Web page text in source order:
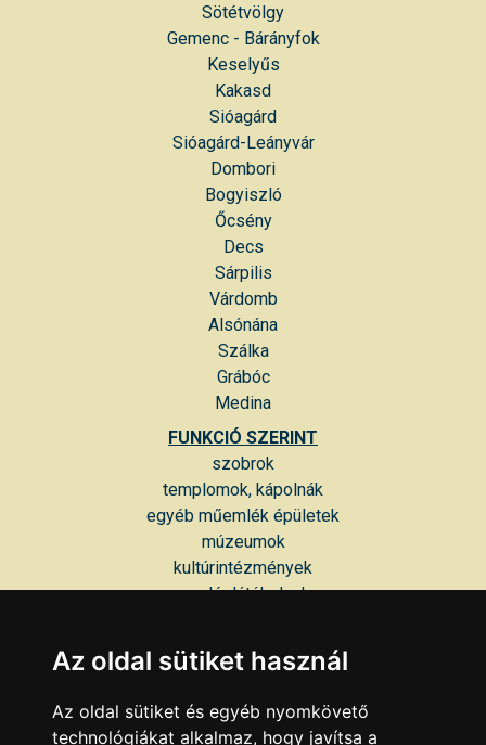
Sötétvölgy
Gemenc - Bárányfok
Keselyűs
Kakasd
Sióagárd
Sióagárd-Leányvár
Dombori
Bogyiszló
Őcsény
Decs
Sárpilis
Várdomb
Alsónána
Szálka
Grábóc
Medina
FUNKCIÓ SZERINT
szobrok
templomok, kápolnák
egyéb műemlék épületek
múzeumok
kultúrintézmények
vendéglátóhelyek
Nevezetes (egykori) magánházak
Egyéb épületek
KOR SZERINT
Az oldal sütiket használ
Az oldal sütiket és egyéb nyomkövető
technológiákat alkalmaz, hogy javítsa a